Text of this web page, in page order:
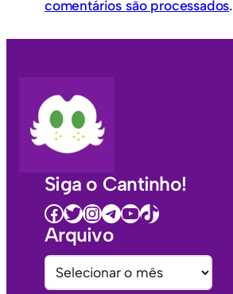
comentários são processados.
Siga o Cantinho!
Facebook Twitter InstagramTelegramYoutube TikTok
Arquivo
A
r